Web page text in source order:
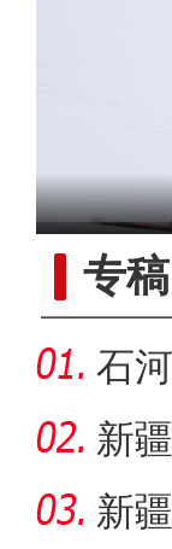
专稿
石
新
同
新